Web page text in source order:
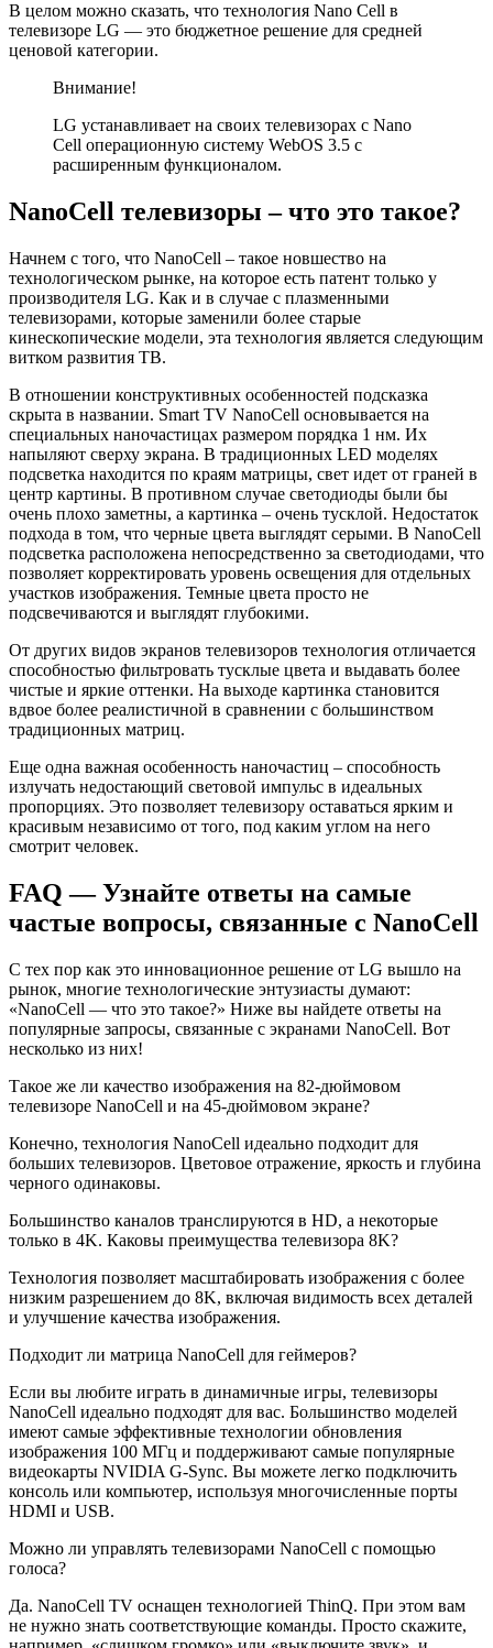
В целом можно сказать, что технология Nano Cell в
телевизоре LG — это бюджетное решение для средней
ценовой категории.
Внимание!
LG устанавливает на своих телевизорах с Nano
Cell операционную систему WebOS 3.5 с
расширенным функционалом.
NanoCell телевизоры – что это такое?
Начнем с того, что NanoCell – такое новшество на
технологическом рынке, на которое есть патент только у
производителя LG. Как и в случае с плазменными
телевизорами, которые заменили более старые
кинескопические модели, эта технология является следующим
витком развития ТВ.
В отношении конструктивных особенностей подсказка
скрыта в названии. Smart TV NanoCell основывается на
специальных наночастицах размером порядка 1 нм. Их
напыляют сверху экрана. В традиционных LED моделях
подсветка находится по краям матрицы, свет идет от граней в
центр картины. В противном случае светодиоды были бы
очень плохо заметны, а картинка – очень тусклой. Недостаток
подхода в том, что черные цвета выглядят серыми. В NanoCell
подсветка расположена непосредственно за светодиодами, что
позволяет корректировать уровень освещения для отдельных
участков изображения. Темные цвета просто не
подсвечиваются и выглядят глубокими.
От других видов экранов телевизоров технология отличается
способностью фильтровать тусклые цвета и выдавать более
чистые и яркие оттенки. На выходе картинка становится
вдвое более реалистичной в сравнении с большинством
традиционных матриц.
Еще одна важная особенность наночастиц – способность
излучать недостающий световой импульс в идеальных
пропорциях. Это позволяет телевизору оставаться ярким и
красивым независимо от того, под каким углом на него
смотрит человек.
FAQ — Узнайте ответы на самые
частые вопросы, связанные с NanoCell
С тех пор как это инновационное решение от LG вышло на
рынок, многие технологические энтузиасты думают:
«NanoCell — что это такое?» Ниже вы найдете ответы на
популярные запросы, связанные с экранами NanoCell. Вот
несколько из них!
Такое же ли качество изображения на 82-дюймовом
телевизоре NanoCell и на 45-дюймовом экране?
Конечно, технология NanoCell идеально подходит для
больших телевизоров. Цветовое отражение, яркость и глубина
черного одинаковы.
Большинство каналов транслируются в HD, а некоторые
только в 4K. Каковы преимущества телевизора 8K?
Технология позволяет масштабировать изображения с более
низким разрешением до 8K, включая видимость всех деталей
и улучшение качества изображения.
Подходит ли матрица NanoCell для геймеров?
Если вы любите играть в динамичные игры, телевизоры
NanoCell идеально подходят для вас. Большинство моделей
имеют самые эффективные технологии обновления
изображения 100 МГц и поддерживают самые популярные
видеокарты NVIDIA G-Sync. Вы можете легко подключить
консоль или компьютер, используя многочисленные порты
HDMI и USB.
Можно ли управлять телевизорами NanoCell с помощью
голоса?
Да. NanoCell TV оснащен технологией ThinQ. При этом вам
не нужно знать соответствующие команды. Просто скажите,